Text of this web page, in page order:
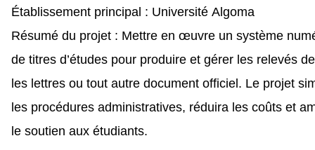
Établissement principal : Université Algoma
Résumé du projet : Mettre en œuvre un système
de titres d’études pour produire et gérer les relevés
les lettres ou tout autre document officiel. Le projet
les procédures administratives, réduira les coûts et
le soutien aux étudiants.